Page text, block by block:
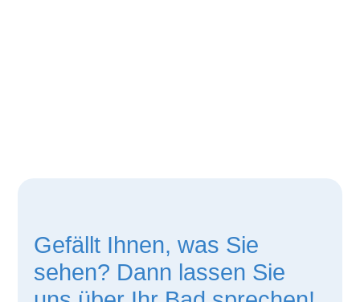
Gefällt Ihnen, was Sie
sehen? Dann lassen Sie